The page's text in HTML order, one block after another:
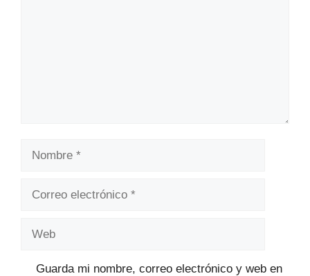
Nombre
Correo
Web
Guarda mi nombre, correo electrónico y web en